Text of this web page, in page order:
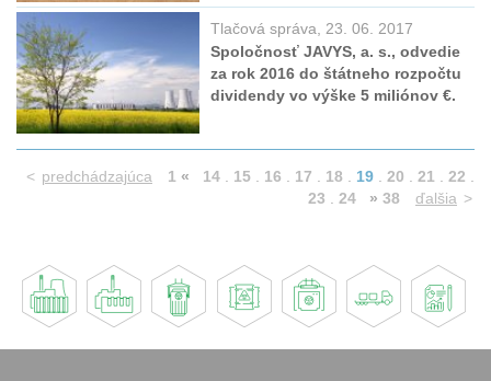
Tlačová správa, 23. 06. 2017
Spoločnosť JAVYS, a. s., odvedie
za rok 2016 do štátneho rozpočtu
dividendy vo výške 5 miliónov €.
< predchádzajúca 1 « 14 . 15 . 16 . 17 . 18 . 19 . 20 . 21 . 22 .
23 . 24 » 38 ďalšia >